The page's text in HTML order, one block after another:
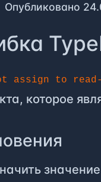
Опубликовано
assign to
которое